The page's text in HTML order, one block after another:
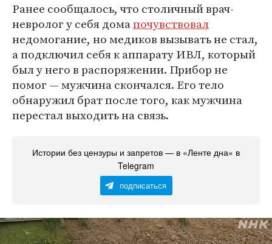
Ранее сообщалось, что столичный врач-
невролог у себя домапочувствовал
недомогание, но медиков вызывать не стал,
а подключил себя к аппарату ИВЛ, который
был у него в распоряжении. Прибор не
помог — мужчина скончался. Его тело
обнаружил брат после того, как мужчина
перестал выходить на связь.
Истории без цензуры и запретов — в «Ленте дна» в
Telegram
подписаться